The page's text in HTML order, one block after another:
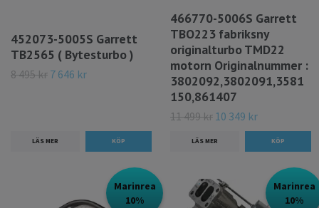
452073-5005S Garrett
TB2565 ( Bytesturbo )
8 495 kr 7 646 kr
LÄS MER
466770-5006S Garrett
TBO223 fabriksny
originalturbo TMD22
motorn Originalnummer :
3802092,3802091,3581
150,861407
11 499 kr 10 349 kr
LÄS MER
Marinrea
10%
Marinrea
10%